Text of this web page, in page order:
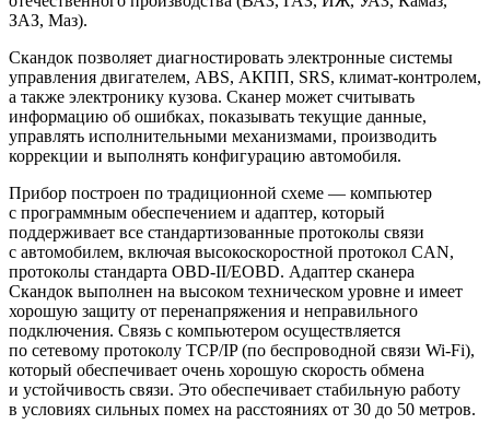
ЗАЗ, Маз).
Скандок позволяет диагностировать электронные системы
управления двигателем, ABS, АКПП, SRS, климат-контролем,
а также электронику кузова. Сканер может считывать
информацию об ошибках, показывать текущие данные,
управлять исполнительными механизмами, производить
коррекции и выполнять конфигурацию автомобиля.
Прибор построен по традиционной схеме — компьютер
с программным обеспечением и адаптер, который
поддерживает все стандартизованные протоколы связи
с автомобилем, включая высокоскоростной протокол CAN,
протоколы стандарта OBD-II/EOBD. Адаптер сканера
Скандок выполнен на высоком техническом уровне и имеет
хорошую защиту от перенапряжения и неправильного
подключения. Связь с компьютером осуществляется
по сетевому протоколу TCP/IP (по беспроводной связи Wi-Fi),
который обеспечивает очень хорошую скорость обмена
и устойчивость связи. Это обеспечивает стабильную работу
в условиях сильных помех на расстояниях от 30 до 50 метров.